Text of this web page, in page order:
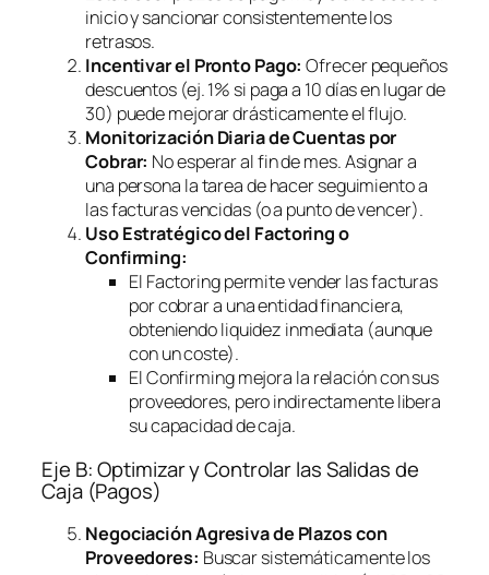
inicio y sancionar consistentemente los
retrasos.
Incentivar el Pronto Pago: Ofrecer pequeños
descuentos (ej. 1% si paga a 10 días en lugar de
30) puede mejorar drásticamente el flujo.
Monitorización Diaria de Cuentas por
Cobrar: No esperar al fin de mes. Asignar a
una persona la tarea de hacer seguimiento a
las facturas vencidas (o a punto de vencer).
Uso Estratégico del Factoringo
Confirming:
El Factoringpermite vender las facturas
por cobrar a una entidad financiera,
obteniendo liquidez inmediata (aunque
con un coste).
ElConfirmingmejora la relación con sus
proveedores, pero indirectamente libera
su capacidad de caja.
Eje B: Optimizar y Controlar las Salidas de
Caja (Pagos)
Negociación Agresiva de Plazos con
Proveedores: Buscar sistemáticamente los